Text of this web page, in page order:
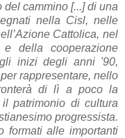
cammino [...] di una
nella Cisl, nelle
Cattolica, nel
della cooperazione
inizi degli anni '90,
rappresentare, nello
di lì a poco la
patrimonio di cultura
progressista.
formati alle importanti